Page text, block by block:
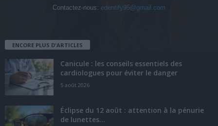
Contactez-nous: edentify95@gmail.com
ENCORE PLUS D'ARTICLES
Canicule : les conseils essentiels des
cardiologues pour éviter le danger
5 août 2026
Éclipse du 12 août : attention à la pénurie
de lunettes...